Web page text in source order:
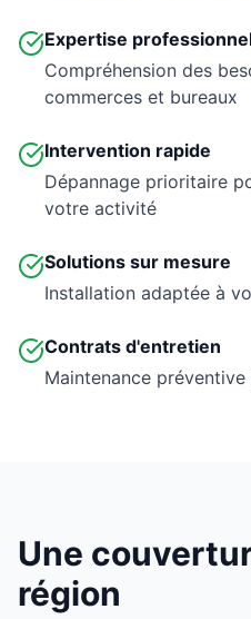
Expertise
Compréhension des
commerces et bureaux
Intervention rapide
Dépannage prioritaire
votre activité
Solutions sur mesure
Installation adaptée à
Contrats d'entretien
Maintenance
Une
région